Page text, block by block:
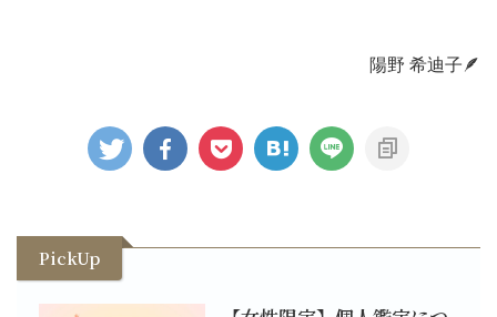
陽野 希迪子🪶
PickUp